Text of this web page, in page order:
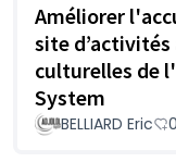
Améliorer
site
culturelles de
System
BELLIARD Eric 0